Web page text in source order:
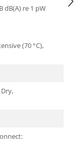
dB(A) re 1 pW
(70 °C),